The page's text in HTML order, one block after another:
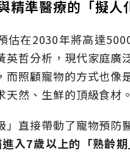
精準醫療的「擬人
估在2030年將高達
英哲分析，現代家庭廣
而照顧寵物的方式也像
天然、生鮮的頂級食材。
」直接帶動了寵物預防
入7歲以上的「熟齡期